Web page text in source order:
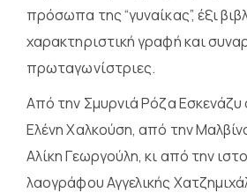
πρόσωπα της “γυναίκας”, έξι
χαρακτηριστική γραφή και
πρωταγωνίστριες.
Από την Σμυρνιά Ρόζα Εσκενάζυ
Ελένη Χαλκούση, από την
Αλίκη Γεωργούλη, κι από την
λαογράφου Αγγελικής